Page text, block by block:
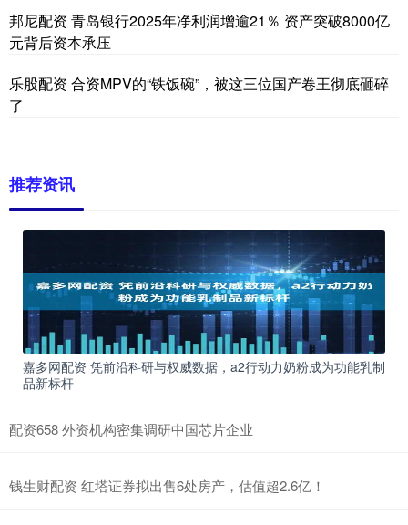
邦尼配资 青岛银行2025年净利润增逾21％ 资产突破8000亿
元背后资本承压
乐股配资 合资MPV的“铁饭碗”，被这三位国产卷王彻底砸碎
了
推荐资讯
嘉多网配资 凭前沿科研与权威数据，a2行动力奶粉成为功能乳制
品新标杆
配资658 外资机构密集调研中国芯片企业
钱生财配资 红塔证券拟出售6处房产，估值超2.6亿！